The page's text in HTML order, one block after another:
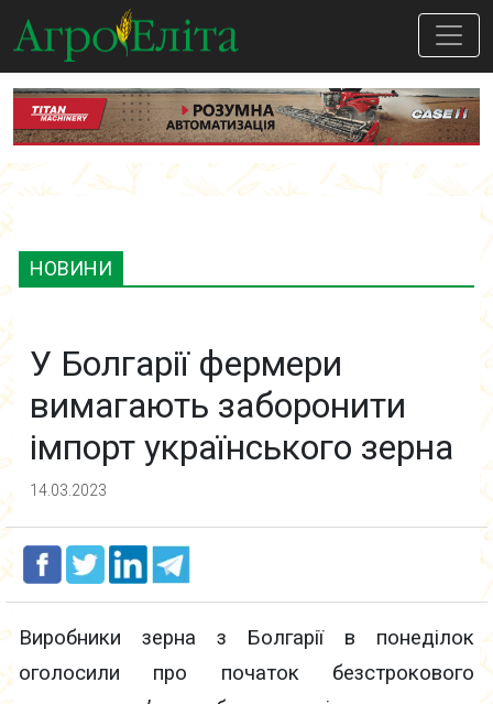
НОВИНИ
У Болгарії фермери
вимагають заборонити
імпорт українського зерна
14.03.2023
Виробники зерна з Болгарії в понеділок
оголосили про початок безстрокового